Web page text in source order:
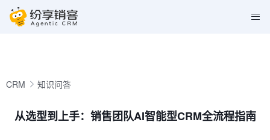
CRM 知识问答
从选型到上手：销售团队AI智能型CRM全流程指南